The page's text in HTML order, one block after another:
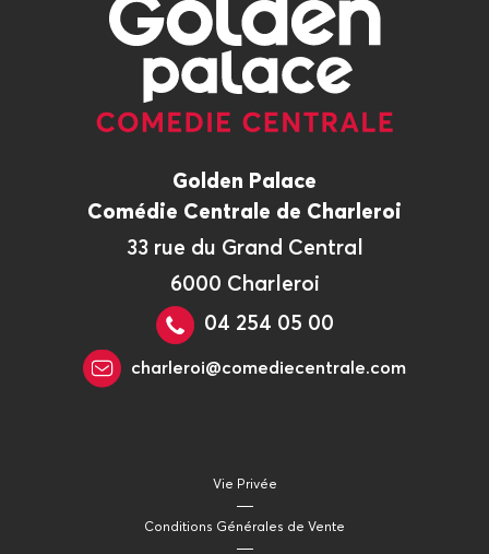
Golden Palace
Comédie Centrale de Charleroi
33 rue du Grand Central
6000 Charleroi
04 254 05 00
charleroi@comediecentrale.com
Vie Privée
Conditions Générales de Vente